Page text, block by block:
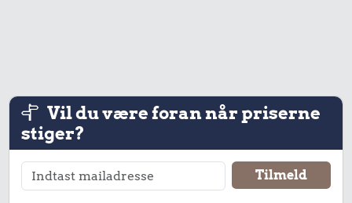
Vil du være foran når priserne
stiger?